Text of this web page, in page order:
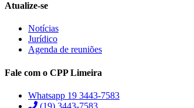
Atualize-se
Notícias
Jurídico
Agenda de reuniões
Fale com o CPP Limeira
Whatsapp 19 3443-7583
(19) 3443-7583